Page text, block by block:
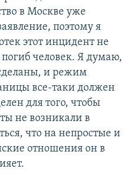
в Москве уже
поэтому я
этот инцидент не
человек. Я думаю,
и режим
все-таки должен
для того, чтобы
не возникали в
что на непростые и
отношения он в